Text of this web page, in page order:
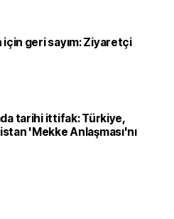
için geri sayım: Ziyaretçi
tarihi ittifak: Türkiye,
'Mekke Anlaşması'nı